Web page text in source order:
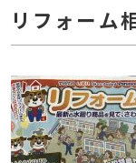
リフォーム